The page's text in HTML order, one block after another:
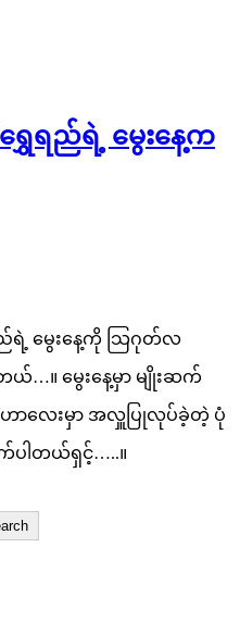
ရွှေရည်ရဲ့ မွေးနေ့က
ည်ရဲ့ မွေးနေ့ကို သြဂုတ်လ
ယ်…။ မွေးနေ့မှာ မျိုးဆက်
ာလေးမှာ အလှူပြုလုပ်ခဲ့တဲ့ ပုံ
ါတယ်ရှင့်…..။